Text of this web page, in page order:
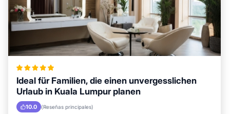
Ideal für Familien, die einen unvergesslichen
Urlaub in Kuala Lumpur planen
10.0 (Reseñas principales)